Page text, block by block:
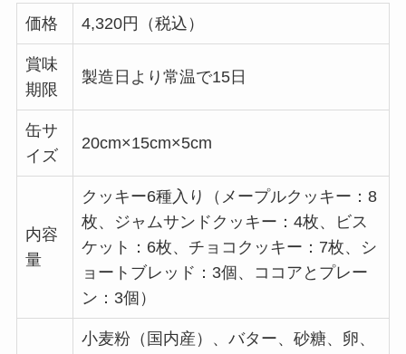
価格 4,320円（税込）
賞味
期限
製造日より常温で15日
缶サ
イズ
20cm×15cm×5cm
内容
量
クッキー6種入り（メープルクッキー：8
枚、ジャムサンドクッキー：4枚、ビス
ケット：6枚、チョコクッキー：7枚、シ
ョートブレッド：3個、ココアとプレー
ン：3個）
小麦粉（国内産）、バター、砂糖、卵、